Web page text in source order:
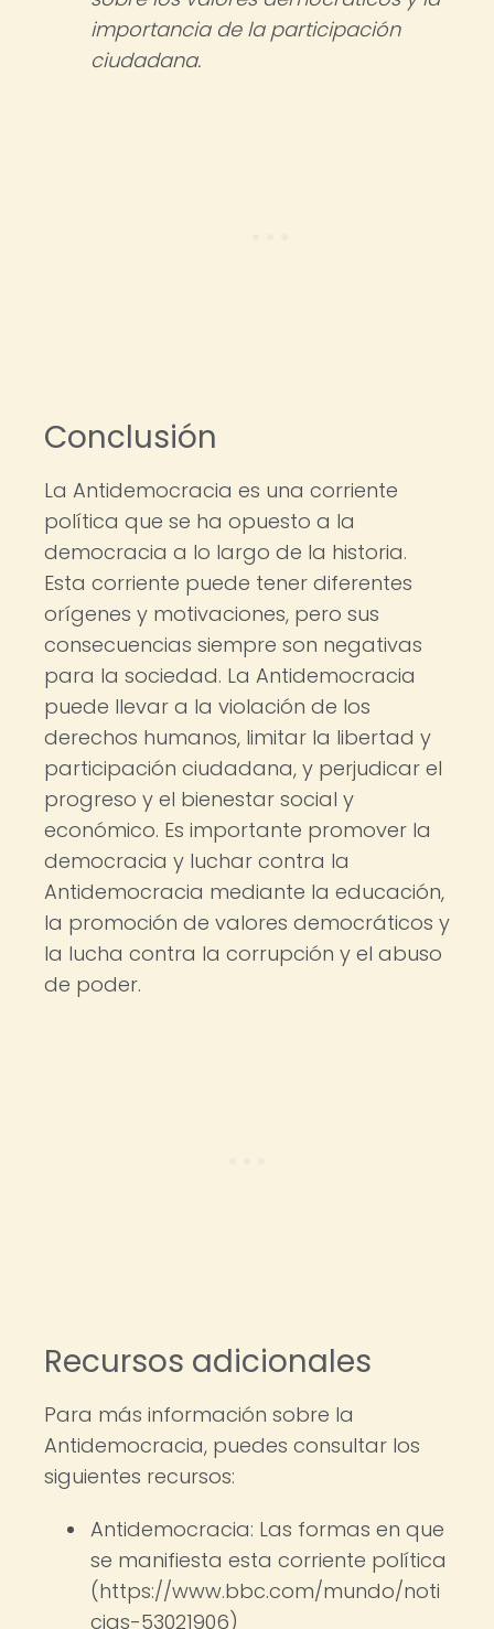
importancia de la participación
ciudadana.
Conclusión
La Antidemocracia es una corriente
política que se ha opuesto a la
democracia a lo largo de la historia.
Esta corriente puede tener diferentes
orígenes y motivaciones, pero sus
consecuencias siempre son negativas
para la sociedad. La Antidemocracia
puede llevar a la violación de los
derechos humanos, limitar la libertad y
participación ciudadana, y perjudicar el
progreso y el bienestar social y
económico. Es importante promover la
democracia y luchar contra la
Antidemocracia mediante la educación,
la promoción de valores democráticos y
la lucha contra la corrupción y el abuso
de poder.
Recursos adicionales
Para más información sobre la
Antidemocracia, puedes consultar los
siguientes recursos:
Antidemocracia: Las formas en que
se manifiesta esta corriente política
(https://www.bbc.com/mundo/noti
cias-53021906)